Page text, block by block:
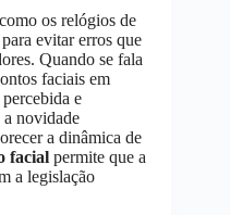
os relógios de
para evitar erros que
Quando se fala
faciais em
e
a novidade
a dinâmica de
facial permite que a
a legislação